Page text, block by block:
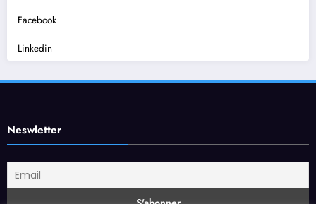
Facebook
Linkedin
Neswletter